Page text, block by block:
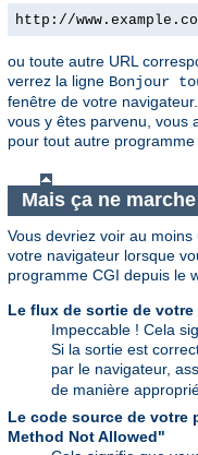
http://
ou toute autre URL
verrez la ligne Bonjour
fenêtre de votre
vous y êtes parvenu, vous
pour tout autre programme
Mais ça ne
Vous devriez voir au
votre navigateur lorsque
programme CGI depuis le
Le flux de sortie de votre
Impeccable ! Cela
Si la sortie est
par le navigateur,
de manière
Le code source de votre
Method Not Allowed"